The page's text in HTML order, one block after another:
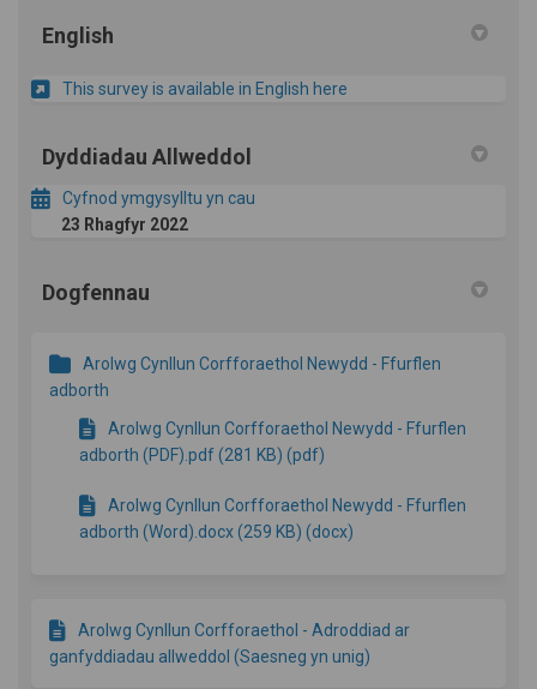
English
This survey is available in English here
Dyddiadau Allweddol
Cyfnod ymgysylltu yn cau
23 Rhagfyr 2022
Dogfennau
Arolwg Cynllun Corfforaethol Newydd - Ffurflen
adborth
Arolwg Cynllun Corfforaethol Newydd - Ffurflen
adborth (PDF).pdf (281 KB) (pdf)
Arolwg Cynllun Corfforaethol Newydd - Ffurflen
adborth (Word).docx (259 KB) (docx)
Arolwg Cynllun Corfforaethol - Adroddiad ar
ganfyddiadau allweddol (Saesneg yn unig)